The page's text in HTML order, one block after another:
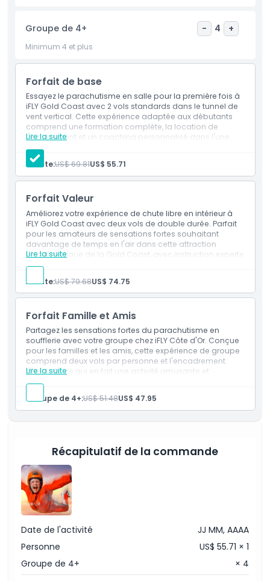
découvrez l'excitation du parachutisme en intérieur.
Inclus
Politique enfant/adulte
Exclus
Non adapté pour
Heures d'ouverture
À savoir
Point de départ/arrivée
Emplacement
Conditions
Politique d'annulation
Groupe de 4+ - 4 +
Minimum 4 et plus
Forfait de base
Essayez le parachutisme en salle pour la première fois à
iFLY Gold Coast avec 2 vols standards dans le tunnel de
vent vertical. Cette expérience adaptée aux débutants
comprend une formation complète, la location de
l'équipement et un coaching personnalisé dans l'une
des principales activités d'aventure de la Gold Coast.
Lire la suite
Inclus
2 sessions de parachutisme en salle avec
équipement et formation.
Adulte:US$ 69.81US$ 55.71
Forfait Valeur
Améliorez votre expérience de chute libre en intérieur à
iFLY Gold Coast avec deux vols de double durée. Parfait
pour les amateurs de sensations fortes souhaitant
davantage de temps en l'air dans cette attraction
emblématique de la Gold Coast, avec instruction experte
et certificat de vol inclus.
Lire la suite
Adulte:US$ 79.68US$ 74.75
Forfait Famille et Amis
Partagez les sensations fortes du parachutisme en
soufflerie avec votre groupe chez iFLY Côte d'Or. Conçue
pour les familles et les amis, cette expérience de groupe
comprend deux vols par personne et l'encadrement
d'experts, ce qui en fait une activité amusante et
inoubliable sur la Côte d'Or pour tous les âges.
Lire la suite
Groupe de 4+:US$ 51.48US$ 47.95
Récapitulatif de la commande
Date de l'activité
JJ MM, AAAA
Personne
US$ 55.71 × 1
Groupe de 4+
× 4